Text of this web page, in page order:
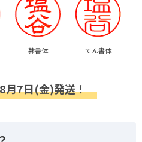
隷書体 てん書体
月7日(金)発送！